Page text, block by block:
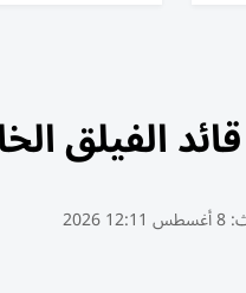
الفيلق
8 أغسطس 12:11 2026